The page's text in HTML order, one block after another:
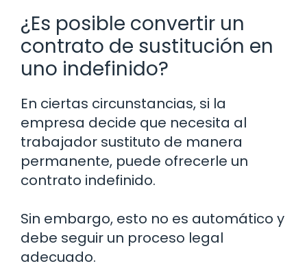
¿Es posible convertir un
contrato de sustitución en
uno indefinido?
En ciertas circunstancias, si la
empresa decide que necesita al
trabajador sustituto de manera
permanente, puede ofrecerle un
contrato indefinido.
Sin embargo, esto no es automático y
debe seguir un proceso legal
adecuado.